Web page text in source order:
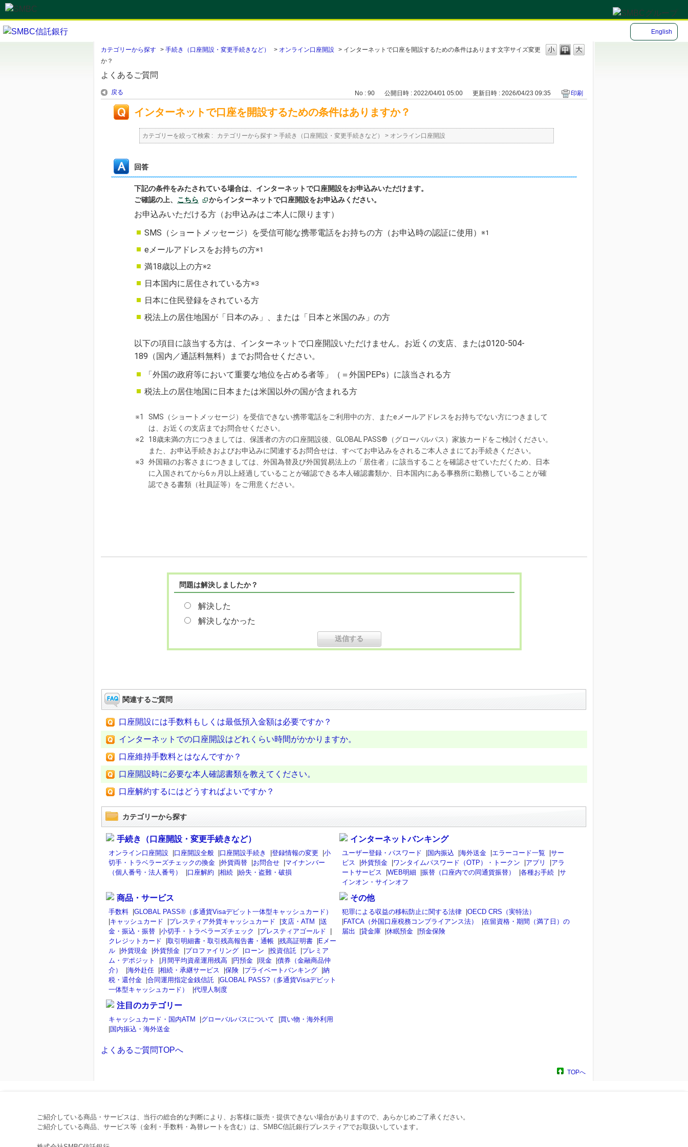
English
文字サイズ変更
カテゴリーから探す > 手続き（口座開設・変更手続きなど） > オンライン口座開設 > インターネットで口座を開設するための条件はあります
か？
よくあるご質問
戻る No : 90 公開日時 : 2022/04/01 05:00 更新日時 : 2026/04/23 09:35 印刷
インターネットで口座を開設するための条件はありますか？
カテゴリーを絞って検索 : カテゴリーから探す > 手続き（口座開設・変更手続きなど） > オンライン口座開設
回答
下記の条件をみたされている場合は、インターネットで口座開設をお申込みいただけます。
ご確認の上、 こちら からインターネットで口座開設をお申込みください。
お申込みいただける方（お申込みはご本人に限ります）
SMS（ショートメッセージ）を受信可能な携帯電話をお持ちの方（お申込時の認証に使用）
※1
eメールアドレスをお持ちの方※1
満18歳以上の方※2
日本国内に居住されている方※3
日本に住民登録をされている方
税法上の居住地国が「日本のみ」、または「日本と米国のみ」の方
以下の項目に該当する方は、インターネットで口座開設いただけません。お近くの支店、または0120-504-
189（国内／通話料無料）までお問合せください。
「外国の政府等において重要な地位を占める者等」（＝外国PEPs）に該当される方
税法上の居住地国に日本または米国以外の国が含まれる方
※1
SMS（ショートメッセージ）を受信できない携帯電話をご利用中の方、またeメールアドレスをお持ちでない方につきまして
は、お近くの支店までお問合せください。
※2
18歳未満の方につきましては、保護者の方の口座開設後、GLOBAL PASS®（グローバルパス）家族カードをご検討ください。
また、お申込手続きおよびお申込みに関連するお問合せは、すべてお申込みをされるご本人さまにてお手続きください。
※3
外国籍のお客さまにつきましては、外国為替及び外国貿易法上の「居住者」に該当することを確認させていただくため、日本
に入国されてから6ヵ月以上経過していることが確認できる本人確認書類か、日本国内にある事務所に勤務していることが確
認できる書類（社員証等）をご用意ください。
問題は解決しましたか？
解決した
解決しなかった
関連するご質問
口座開設には手数料もしくは最低預入金額は必要ですか？
インターネットでの口座開設はどれくらい時間がかかりますか。
口座維持手数料とはなんですか？
口座開設時に必要な本人確認書類を教えてください。
口座解約するにはどうすればよいですか？
カテゴリーから探す
手続き（口座開設・変更手続きなど）
オンライン口座開設 |口座開設全般 |口座開設手続き |登録情報の変更 |小
切手・トラベラーズチェックの換金 |外貨両替 |お問合せ |マイナンバー
（個人番号・法人番号）
|口座解約 |相続 |紛失・盗難・破損
インターネットバンキング
ユーザー登録・パスワード |国内振込 |海外送金 |エラーコード一覧 |サー
ビス
|外貨預金 |ワンタイムパスワード（OTP）・トークン |アプリ |アラ
ートサービス
|WEB明細 |振替（口座内での同通貨振替） |各種お手続 |サ
インオン・サインオフ
商品・サービス
手数料 |GLOBAL PASS®（多通貨Visaデビット一体型キャッシュカード）
|キャッシュカード |プレスティア外貨キャッシュカード |支店・ATM |送
金・振込・振替 |小切手・トラベラーズチェック |プレスティアゴールド
|
クレジットカード
|取引明細書・取引残高報告書・通帳 |残高証明書 |Eメー
ル |外貨現金 |外貨預金 |プロファイリング |ローン |投資信託 |プレミア
ム・デポジット
| 月間平均資産運用残高 |円預金 |現金 |債券（金融商品仲
介）
|海外赴任 |相続・承継サービス |保険 |プライベートバンキング |納
税・還付金 |合同運用指定金銭信託 |GLOBAL PASS?（多通貨Visaデビット
一体型キャッシュカード）
|代理人制度
その他
犯罪による収益の移転防止に関する法律 |OECD CRS（実特法）
|FATCA（外国口座税務コンプライアンス法） |在留資格・期間（満了日）の
届出
|貸金庫 |休眠預金 |預金保険
注目のカテゴリー
キャッシュカード・国内ATM |グローバルパスについて |買い物・海外利用
|国内振込・海外送金
よくあるご質問TOPへ
TOPへ
ご紹介している商品・サービスは、当行の総合的な判断により、お客様に販売・提供できない場合がありますので、あらかじめご了承ください。
ご紹介している商品、サービス等（金利・手数料・為替レートを含む）は、SMBC信託銀行プレスティアでお取扱いしています。